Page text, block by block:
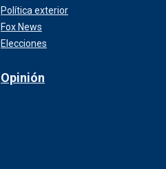
Política exterior
Fox News
Elecciones
Opinión